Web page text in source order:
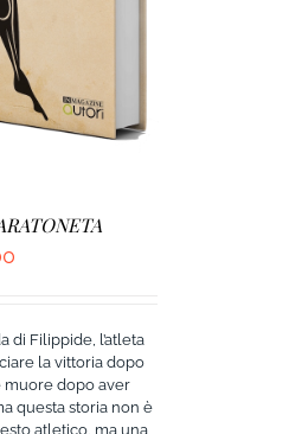
di Filippide, l’atleta
la vittoria dopo
muore dopo aver
questa storia non è
atletico, ma una